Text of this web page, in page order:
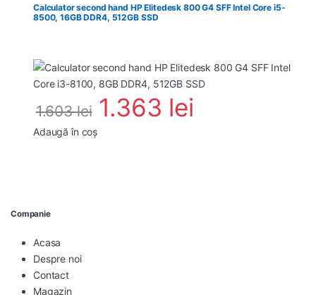
Calculator second hand HP Elitedesk 800 G4 SFF Intel Core i5-
8500, 16GB DDR4, 512GB SSD
1.603lei 1.363 lei
Adaugă în coș
Companie
Acasa
Despre noi
Contact
Magazin